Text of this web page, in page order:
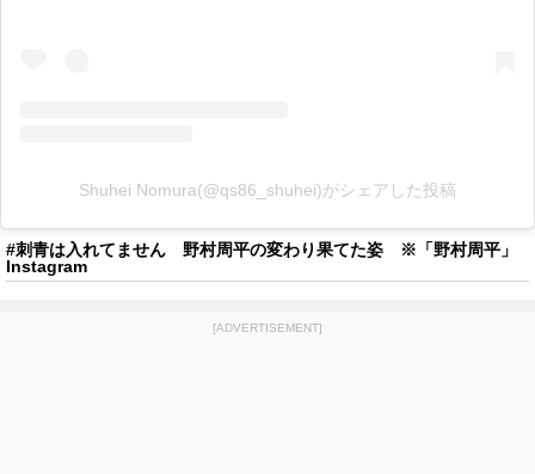
Shuhei Nomura(@qs86_shuhei)がシェアした投稿
#刺青は入れてません 野村周平の変わり果てた姿 ※「野村周平」
Instagram
[ADVERTISEMENT]